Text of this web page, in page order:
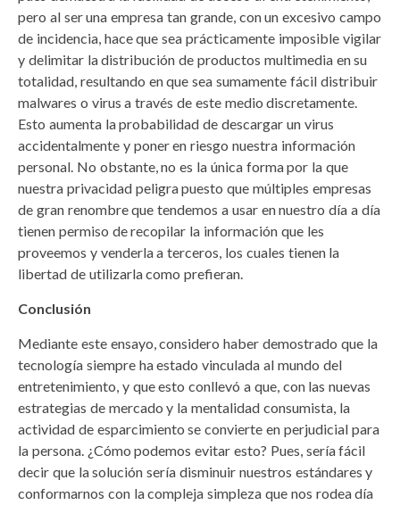
pero al ser una empresa tan grande, con un excesivo campo
de incidencia, hace que sea prácticamente imposible vigilar
y delimitar la distribución de productos multimedia en su
totalidad, resultando en que sea sumamente fácil distribuir
malwares o virus a través de este medio discretamente.
Esto aumenta la probabilidad de descargar un virus
accidentalmente y poner en riesgo nuestra información
personal. No obstante, no es la única forma por la que
nuestra privacidad peligra puesto que múltiples empresas
de gran renombre que tendemos a usar en nuestro día a día
tienen permiso de recopilar la información que les
proveemos y venderla a terceros, los cuales tienen la
libertad de utilizarla como prefieran.
Conclusión
Mediante este ensayo, considero haber demostrado que la
tecnología siempre ha estado vinculada al mundo del
entretenimiento, y que esto conllevó a que, con las nuevas
estrategias de mercado y la mentalidad consumista, la
actividad de esparcimiento se convierte en perjudicial para
la persona. ¿Cómo podemos evitar esto? Pues, sería fácil
decir que la solución sería disminuir nuestros estándares y
conformarnos con la compleja simpleza que nos rodea día